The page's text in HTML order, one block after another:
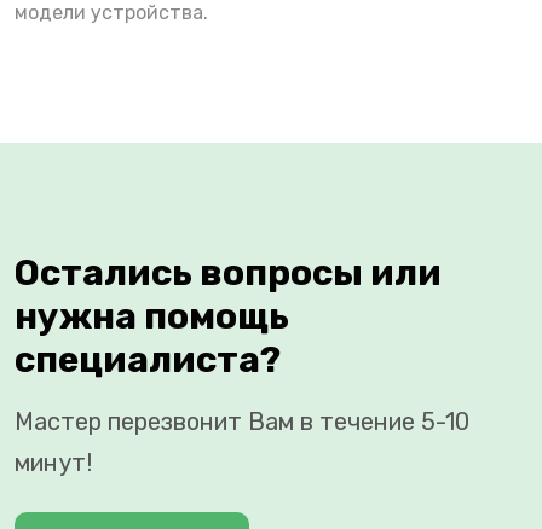
модели устройства.
Остались вопросы или
нужна помощь
специалиста?
Мастер перезвонит Вам в течение 5-10
минут!